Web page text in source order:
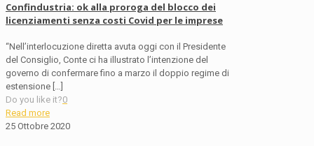
Confindustria: ok alla proroga del blocco dei
licenziamenti senza costi Covid per le imprese
“Nell’interlocuzione diretta avuta oggi con il Presidente
del Consiglio, Conte ci ha illustrato l’intenzione del
governo di confermare fino a marzo il doppio regime di
estensione […]
Do you like it?0
Read more
25 Ottobre 2020